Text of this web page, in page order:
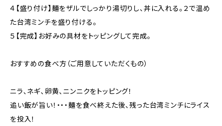
４【盛り付け】麺をザルでしっかり湯切りし、丼に入れる。２で温め
た台湾ミンチを盛り付ける。
５【完成】お好みの具材をトッピングして完成。
おすすめの食べ方（ご用意していただくもの）
ニラ、ネギ、卵黄、ニンニクをトッピング！
追い飯が旨い！・・・麺を食べ終えた後、残った台湾ミンチにライス
を投入！